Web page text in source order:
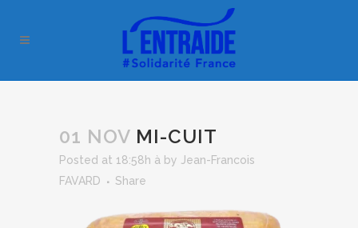
01 NOV MI-CUIT
Posted at 18:58h à by Jean-Francois
FAVARD
Share